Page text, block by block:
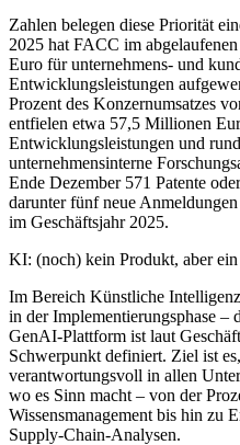
Zahlen belegen diese Priorität
2025 hat FACC im
Euro für unternehmens- und
Entwicklungsleistungen
Prozent des Konzernumsatzes
entfielen etwa 57,5 Millionen
Entwicklungsleistungen und
unternehmensinterne
Ende Dezember 571 Patente
darunter fünf neue
im Geschäftsjahr 2025.
KI: (noch) kein Produkt, aber
Im Bereich Künstliche
in der Implementierungsphase –
GenAI-Plattform ist laut
Schwerpunkt definiert. Ziel ist
verantwortungsvoll in allen
wo es Sinn macht – von der
Wissensmanagement bis hin zu
Supply-Chain-Analysen.